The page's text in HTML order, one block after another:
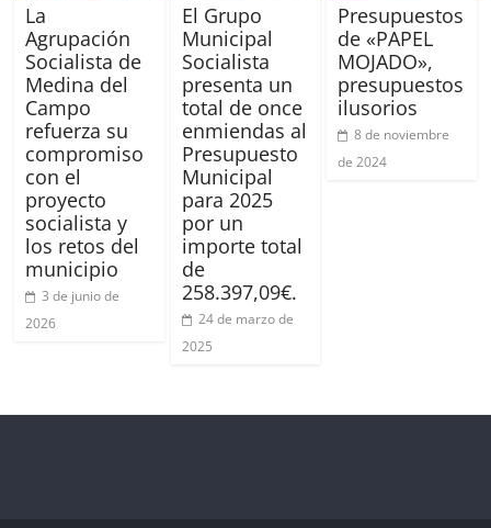
La
Agrupación
Socialista de
Medina del
Campo
refuerza su
compromiso
con el
proyecto
socialista y
los retos del
municipio
3 de junio de
2026
El Grupo
Municipal
Socialista
presenta un
total de once
enmiendas al
Presupuesto
Municipal
para 2025
por un
importe total
de
258.397,09€.
24 de marzo de
2025
Presupuestos
de «PAPEL
MOJADO»,
presupuestos
ilusorios
8 de noviembre
de 2024